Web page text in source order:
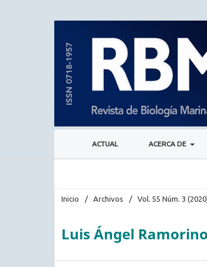
ACTUAL ACERCA DE
Inicio / Archivos / Vol. 55 Núm. 3
Luis Ángel